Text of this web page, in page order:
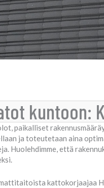
kuntoon:
paikalliset
ja toteutetaan aina
Huolehdimme, että
kattokorjaajaa